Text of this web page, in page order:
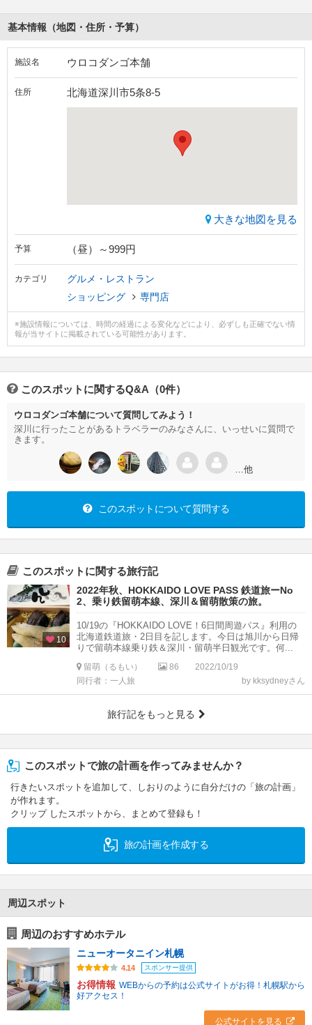
基本情報（地図・住所・予算）
施設名 ウロコダンゴ本舗
住所 北海道深川市5条8-5
大きな地図を見る
予算 （昼）～999円
カテゴリ
グルメ・レストラン
ショッピング
専門店
※施設情報については、時間の経過による変化などにより、必ずしも正確でない情
報が当サイトに掲載されている可能性があります。
このスポットに関するQ&A（0件）
ウロコダンゴ本舗について質問してみよう！
深川に行ったことがあるトラベラーのみなさんに、いっせいに質問で
きます。
…他
このスポットについて質問する
このスポットに関する旅行記
10
2022年秋、HOKKAIDO LOVE PASS 鉄道旅ーNo
2、乗り鉄留萌本線、深川＆留萌散策の旅。
10/19の『HOKKAIDO LOVE！6日間周遊パス』利用の
北海道鉄道旅・2日目を記します。今日は旭川から日帰
りで留萌本線乗り鉄＆深川・留萌半日観光です。何...
留萌（るもい） 86
2022/10/19
同行者：一人旅
by kksydneyさん
旅行記をもっと見る
このスポットで旅の計画を作ってみませんか？
行きたいスポットを追加して、しおりのように自分だけの「旅の計画」
が作れます。
クリップ したスポットから、まとめて登録も！
旅の計画を作成する
周辺スポット
周辺のおすすめホテル
ニューオータニイン札幌
4.14 スポンサー提供
お得情報 WEBからの予約は公式サイトがお得！札幌駅から
好アクセス！
公式サイトを見る